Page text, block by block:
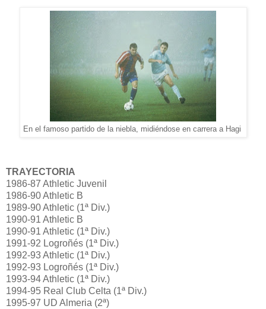
En el famoso partido de la niebla, midiéndose en carrera a Hagi
TRAYECTORIA
1986-87 Athletic Juvenil
1986-90 Athletic B
1989-90 Athletic (1ª Div.)
1990-91 Athletic B
1990-91 Athletic (1ª Div.)
1991-92 Logroñés (1ª Div.)
1992-93 Athletic (1ª Div.)
1992-93 Logroñés (1ª Div.)
1993-94 Athletic (1ª Div.)
1994-95 Real Club Celta (1ª Div.)
1995-97 UD Almeria (2ª)